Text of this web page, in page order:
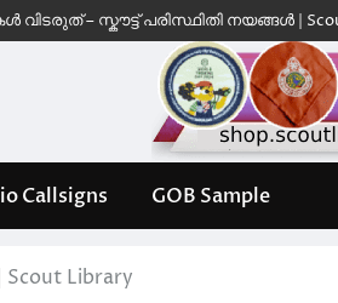
സ്കൗട്ട് പരിസ്ഥിതി നയങ്ങൾ | Scout Library
Callsigns GOB Sample
Library